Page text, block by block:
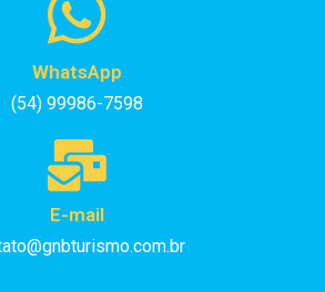
WhatsApp
(54) 99986-7598
E-mail